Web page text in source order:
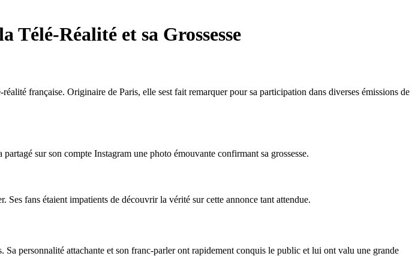
Réalité et sa Grossesse
française. Originaire de Paris, elle sest fait remarquer pour sa participation dans diverses émissions de
sur son compte Instagram une photo émouvante confirmant sa grossesse.
fans étaient impatients de découvrir la vérité sur cette annonce tant attendue.
personnalité attachante et son franc-parler ont rapidement conquis le public et lui ont valu une grande